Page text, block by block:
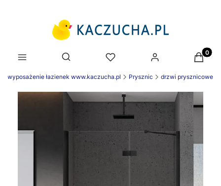
Otwórz wyszukiwarkę
wyposażenie łazienek www.kaczucha.pl Prysznic drzwi prysznicowe